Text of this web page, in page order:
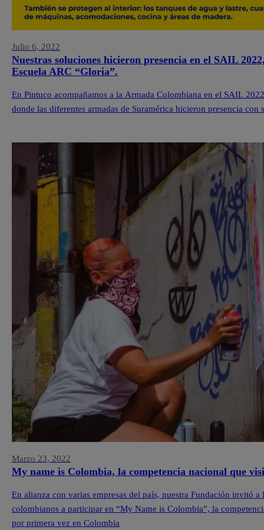
Julio 6, 2022
Nuestras soluciones hicieron presencia en el SAIL
Escuela ARC “Gloria”.
En Pintuco acompañamos a la Armada Colombiana en el SAIL
donde las diferentes armadas de Suramérica hicieron presencia con
Marzo 23, 2022
My name is Colombia, la competencia nacional que
En alianza con varias empresas del país, nuestra Fundación invitó
colombianos a participar en “My Name is Colombia”, la
por primera vez en Colombia